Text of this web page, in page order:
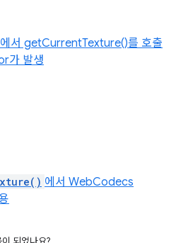
서 getCurrentTexture()를 호출
가 발생
에서 WebCodecs